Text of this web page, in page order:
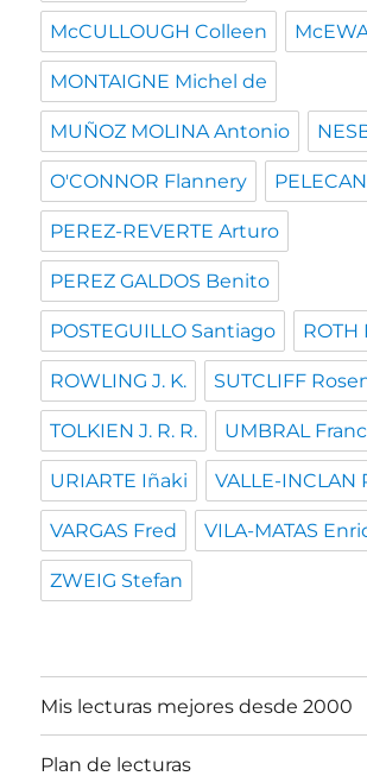
McCULLOUGH Colleen
MONTAIGNE Michel de
MUÑOZ MOLINA Antonio
O'CONNOR Flannery
PEREZ-REVERTE Arturo
PEREZ GALDOS Benito
POSTEGUILLO Santiago ROTH
ROWLING J. K. SUTCLIFF
TOLKIEN J. R. R. UMBRAL
URIARTE Iñaki VALLE-INCLAN
VARGAS Fred VILA-MATAS
ZWEIG Stefan
Mis lecturas mejores desde 2000
Plan de lecturas